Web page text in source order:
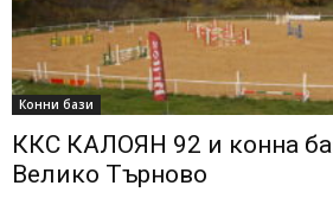
Конни бази
ККС КАЛОЯН 92 и конна
Велико Търново